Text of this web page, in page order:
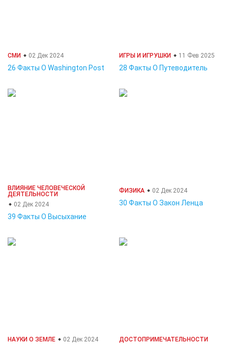
СМИ 02 Дек 2024
26 Факты О Washington Post
ИГРЫ И ИГРУШКИ 11 Фев 2025
28 Факты О Путеводитель
ВЛИЯНИЕ ЧЕЛОВЕЧЕСКОЙ
ДЕЯТЕЛЬНОСТИ
02 Дек 2024
39 Факты О Высыхание
ФИЗИКА 02 Дек 2024
30 Факты О Закон Ленца
НАУКИ О ЗЕМЛЕ 02 Дек 2024
ДОСТОПРИМЕЧАТЕЛЬНОСТИ